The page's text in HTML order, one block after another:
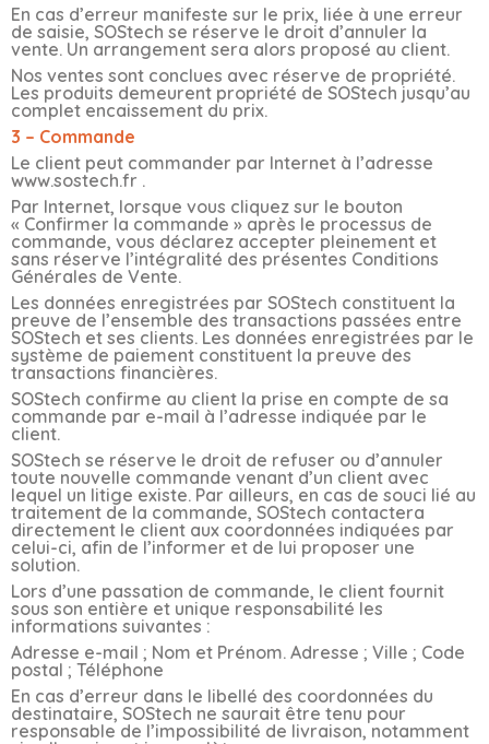
En cas d’erreur manifeste sur le prix, liée à une erreur
de saisie, SOStech se réserve le droit d’annuler la
vente. Un arrangement sera alors proposé au client.
Nos ventes sont conclues avec réserve de propriété.
Les produits demeurent propriété de SOStech jusqu’au
complet encaissement du prix.
3 – Commande
Le client peut commander par Internet à l’adresse
www.sostech.fr .
Par Internet, lorsque vous cliquez sur le bouton
« Confirmer la commande » après le processus de
commande, vous déclarez accepter pleinement et
sans réserve l’intégralité des présentes Conditions
Générales de Vente.
Les données enregistrées par SOStech constituent la
preuve de l’ensemble des transactions passées entre
SOStech et ses clients. Les données enregistrées par le
système de paiement constituent la preuve des
transactions financières.
SOStech confirme au client la prise en compte de sa
commande par e-mail à l’adresse indiquée par le
client.
SOStech se réserve le droit de refuser ou d’annuler
toute nouvelle commande venant d’un client avec
lequel un litige existe. Par ailleurs, en cas de souci lié au
traitement de la commande, SOStech contactera
directement le client aux coordonnées indiquées par
celui-ci, afin de l’informer et de lui proposer une
solution.
Lors d’une passation de commande, le client fournit
sous son entière et unique responsabilité les
informations suivantes :
Adresse e-mail ; Nom et Prénom. Adresse ; Ville ; Code
postal ; Téléphone
En cas d’erreur dans le libellé des coordonnées du
destinataire, SOStech ne saurait être tenu pour
responsable de l’impossibilité de livraison, notamment